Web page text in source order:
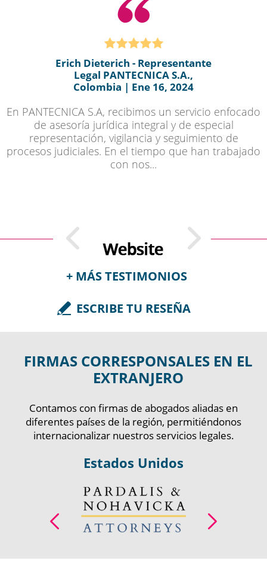
FEBRERO 20, 2023
ACTUALICESE.COM |
LEER MÁS
FEBRERO 20, 2023
ACTUALICESE.COM |
LEY DE INSOLVENCIA
Y REORGANIZACIÓN ...
LEER MÁS
Erich Dieterich - Representante
Legal PANTECNICA S.A.,
Colombia | Ene 16, 2024
En PANTECNICA S.A, recibimos un servicio enfocado
de asesoría jurídica integral y de especial
representación, vigilancia y seguimiento de
procesos judiciales. En el tiempo que han trabajado
con nos...
2023
Buenos días, Dr. Luis Guillermo Caro,
Nos gustó mucho su trabajo y profesionalismo.
Mis mejores deseos y lo estaremos contactando si
...
+ MÁS TESTIMONIOS
ESCRIBE TU RESEÑA
FIRMAS CORRESPONSALES EN EL
EXTRANJERO
Contamos con firmas de abogados aliadas en
diferentes países de la región, permitiéndonos
internacionalizar nuestros servicios legales.
Estados Unidos
Panamá